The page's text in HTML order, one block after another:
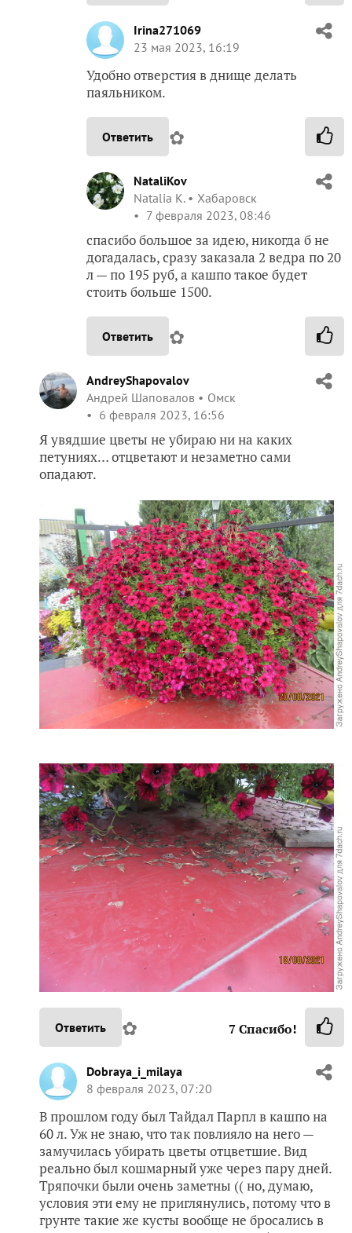
Irina271069
23 мая 2023, 16:19
Удобно отверстия в днище делать
паяльником.
Ответить ✿
NataliKov
Natalia K.
Хабаровск
7 февраля 2023, 08:46
спасибо большое за идею, никогда б не
догадалась, сразу заказала 2 ведра по 20
л — по 195 руб, а кашпо такое будет
стоить больше 1500.
Ответить ✿
AndreyShapovalov
Андрей Шаповалов
Омск
6 февраля 2023, 16:56
Я увядшие цветы не убираю ни на каких
петуниях… отцветают и незаметно сами
опадают.
Ответить ✿ 7Спасибо!
Dobraya_i_milaya
8 февраля 2023, 07:20
В прошлом году был Тайдал Парпл в кашпо на
60 л. Уж не знаю, что так повлияло на него —
замучилась убирать цветы отцветшие. Вид
реально был кошмарный уже через пару дней.
Тряпочки были очень заметны (( но, думаю,
условия эти ему не приглянулись, потому что в
грунте такие же кусты вообще не бросались в